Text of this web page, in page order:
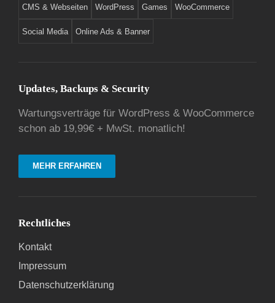
CMS & Webseiten WordPress Games WooCommerce
Social Media Online Ads & Banner
Updates, Backups & Security
Wartungsverträge für WordPress & WooCommerce
schon ab 19,99€ + MwSt. monatlich!
MEHR ERFAHREN
Rechtliches
Kontakt
Impressum
Datenschutzerklärung